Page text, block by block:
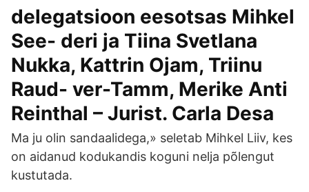
delegatsioon eesotsas Mihkel
See- deri ja Tiina Svetlana
Nukka, Kattrin Ojam, Triinu
Raud- ver-Tamm, Merike Anti
Reinthal – Jurist. Carla Desa
Ma ju olin sandaalidega,» seletab Mihkel Liiv, kes
on aidanud kodukandis koguni nelja põlengut
kustutada.